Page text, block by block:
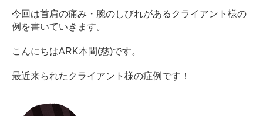
療
の
た
め
の
ア
ー
今回は首肩の痛み・腕のしびれがあるクライアント様の
例を書いていきます。
こんにちはARK本間(慈)です。
最近来られたクライアント様の症例です！